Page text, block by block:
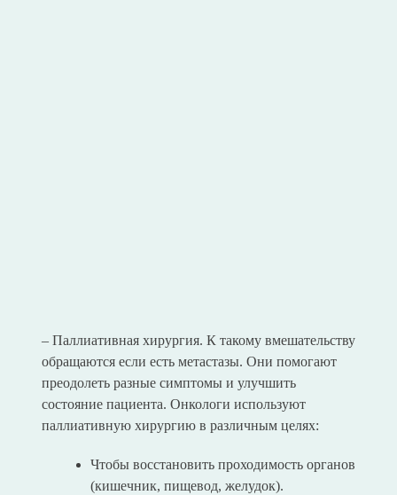
– Паллиативная хирургия. К такому вмешательству
обращаются если есть метастазы. Они помогают
преодолеть разные симптомы и улучшить
состояние пациента. Онкологи используют
паллиативную хирургию в различным целях:
Чтобы восстановить проходимость органов
(кишечник, пищевод, желудок).